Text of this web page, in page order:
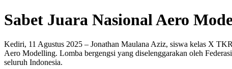
Sabet Juara Nasional Aero
Kediri, 11 Agustus 2025 – Jonathan Maulana Aziz, siswa kelas X
Aero Modelling. Lomba bergengsi yang diselenggarakan oleh
seluruh Indonesia.